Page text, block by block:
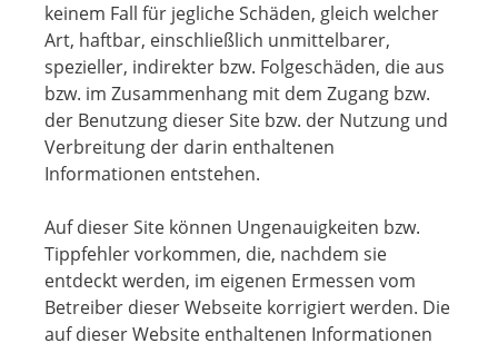
keinem Fall für jegliche Schäden, gleich welcher
Art, haftbar, einschließlich unmittelbarer,
spezieller, indirekter bzw. Folgeschäden, die aus
bzw. im Zusammenhang mit dem Zugang bzw.
der Benutzung dieser Site bzw. der Nutzung und
Verbreitung der darin enthaltenen
Informationen entstehen.
Auf dieser Site können Ungenauigkeiten bzw.
Tippfehler vorkommen, die, nachdem sie
entdeckt werden, im eigenen Ermessen vom
Betreiber dieser Webseite korrigiert werden. Die
auf dieser Website enthaltenen Informationen